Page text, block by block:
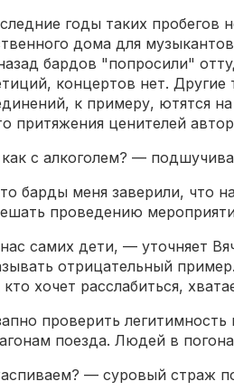
годы таких пробегов
дома для
бардов "попросили"
концертов нет.
к примеру, ютятся
притяжения ценителей
с алкоголем? —
барды меня заверили, что
проведению
самих дети, — уточняет
отрицательный
хочет расслабиться,
проверить
поезда. Людей в
— суровый страж